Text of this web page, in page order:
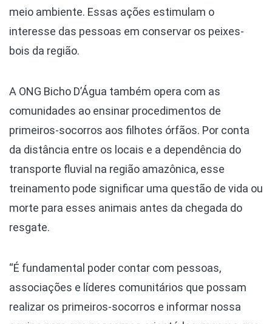
meio ambiente. Essas ações estimulam o
interesse das pessoas em conservar os peixes-
bois da região.
A ONG Bicho D’Água também opera com as
comunidades ao ensinar procedimentos de
primeiros-socorros aos filhotes órfãos. Por conta
da distância entre os locais e a dependência do
transporte fluvial na região amazônica, esse
treinamento pode significar uma questão de vida ou
morte para esses animais antes da chegada do
resgate.
“É fundamental poder contar com pessoas,
associações e líderes comunitários que possam
realizar os primeiros-socorros e informar nossa